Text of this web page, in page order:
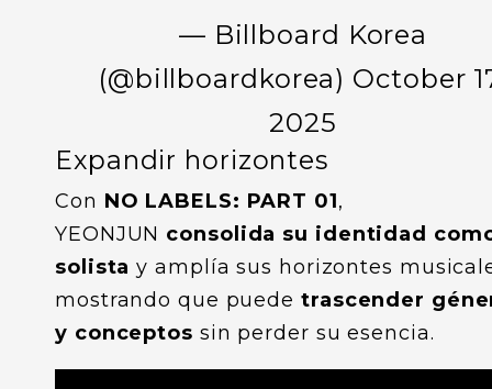
— Billboard Korea
(@billboardkorea) October
2025
Expandir horizontes
Con NO LABELS: PART 01,
YEONJUN consolida su identidad
solista y amplía sus horizontes
mostrando que puede trascender
y conceptos sin perder su esencia.